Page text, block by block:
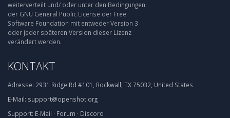
weiterverteilt und/ oder unter den Bedingungen
der GNU General Public License der Free
Software Foundation mit entweder Version 3
oder jeder späteren Version dieser Lizenz
verändert werden.
KONTAKT
Adresse: 2931 Ridge Rd #101, Rockwall, TX 75032, United States
E-Mail: support@openshot.org
Support: E-Mail · Forum · Discord